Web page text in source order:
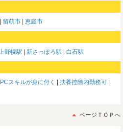
留萌市 恵庭市
上野幌駅 新さっぽろ駅 白石駅
PCスキルが身に付く
扶養控除内勤務可
ページＴＯＰへ